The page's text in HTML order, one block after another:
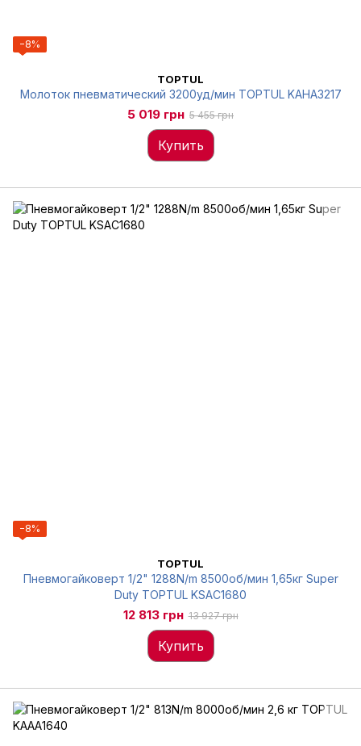
−8%
TOPTUL
Молоток пневматический 3200уд/мин TOPTUL KAHA3217
5 019 грн 5 455 грн
Купить
−8%
TOPTUL
Пневмогайковерт 1/2" 1288N/m 8500об/мин 1,65кг Super
Duty TOPTUL KSAC1680
12 813 грн 13 927 грн
Купить